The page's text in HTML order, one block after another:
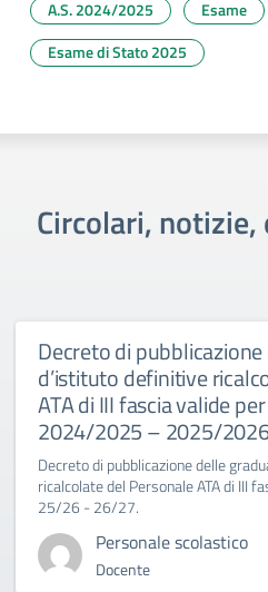
A.S. 2024/2025 Esame
Esame di Stato 2025
Circolari,
Decreto di
d’istituto definitive
ATA di III fascia valide
2024/2025 – 2025/
Decreto di pubblicazione delle
ricalcolate del Personale ATA di III
25/26 - 26/27.
Personale scolastico
Docente